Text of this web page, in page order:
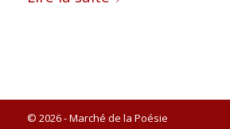
© 2026 - Marché de la Poésie